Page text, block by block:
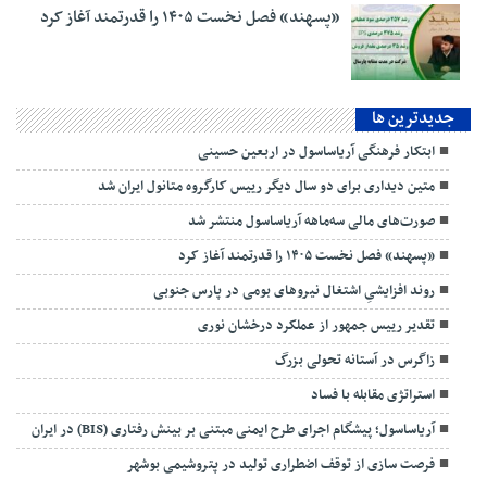
«پسهند» فصل نخست ۱۴۰۵ را قدرتمند آغاز کرد
جديدترين ها
ابتکار فرهنگی آریاساسول در اربعین حسینی
متین دیداری برای دو سال دیگر رییس کارگروه متانول ایران شد
صورت‌های مالی سه‌ماهه آریاساسول منتشر شد
«پسهند» فصل نخست ۱۴۰۵ را قدرتمند آغاز کرد
روند افزایشیِ اشتغال نیروهای بومی در پارس جنوبی
تقدیر رییس جمهور از عملکرد درخشان نوری
زاگرس در آستانه تحولی بزرگ
استراتژی مقابله با فساد
آریاساسول؛ پیشگام اجرای طرح ایمنی مبتنی بر بینش رفتاری (BIS) در ایران
فرصت سازی از توقف اضطراری تولید در پتروشیمی بوشهر